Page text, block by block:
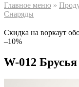
Главное меню »
Снаряды
Скидка на воркаут
–10%
W-012